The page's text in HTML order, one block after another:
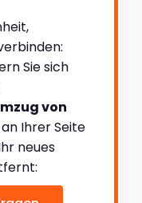
Sie sich
von
Ihrer Seite
neues